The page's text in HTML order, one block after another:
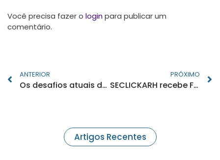
Você precisa fazer o loginpara publicar um
comentário.
ANTERIOR
Os desafios atuais do RH
PRÓXIMO
SECLICKARH recebe Frederico Lacerda, CEO e Co-Fundador da PinPeople
Artigos Recentes